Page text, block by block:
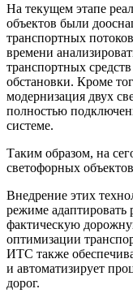
На текущем этапе
объектов были
транспортных
времени
транспортных
обстановки. Кроме
модернизация двух
полностью
системе.
Таким образом, на
светофорных
Внедрение этих
режиме
фактическую
оптимизации
ИТС также
и автоматизирует
дорог.